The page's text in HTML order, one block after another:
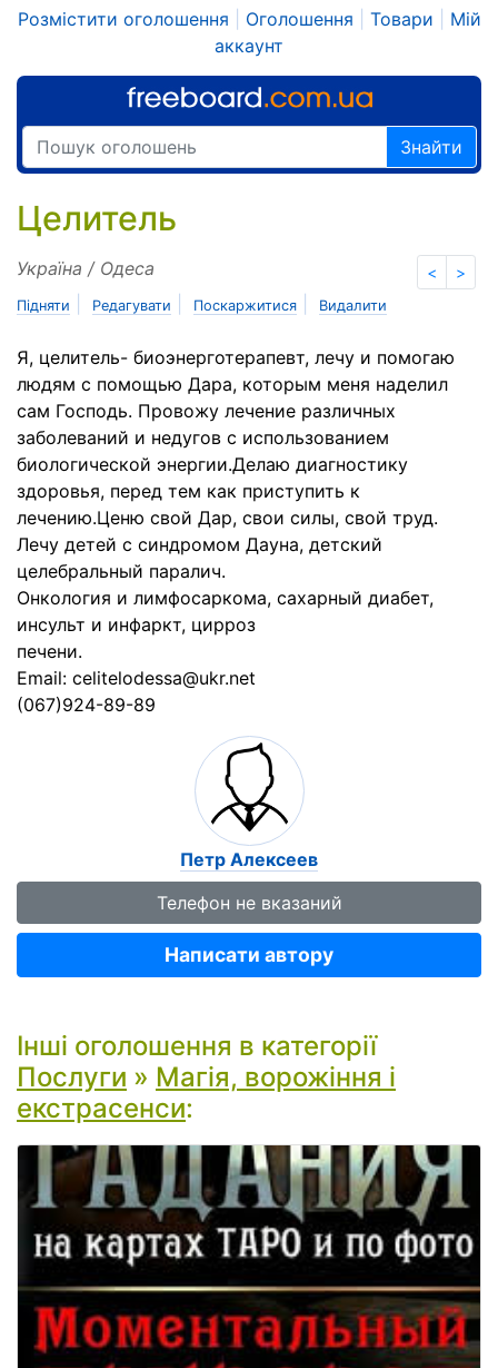
Розмістити оголошення Оголошення Товари
Мій
аккаунт
Знайти
Целитель
< >
Україна / Одеса
Підняти Редагувати Поскаржитися Видалити
Я, целитель- биоэнерготерапевт, лечу и помогаю
людям с помощью Дара, которым меня наделил
сам Господь. Провожу лечение различных
заболеваний и недугов с использованием
биологической энергии.Делаю диагностику
здоровья, перед тем как приступить к
лечению.Ценю свой Дар, свои силы, свой труд.
Лечу детей с синдромом Дауна, детский
целебральный паралич.
Онкология и лимфосаркома, сахарный диабет,
инсульт и инфаркт, цирроз
печени.
Email: celitelodessa@ukr.net
(067)924-89-89
Петр Алексеев
Телефон не вказаний
Написати автору
Інші оголошення в категорії
Послуги » Магія, ворожіння і
екстрасенси: